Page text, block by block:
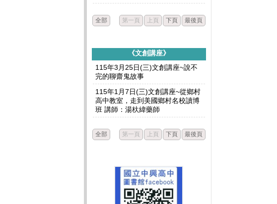
全部 第一頁 上頁 下頁 最後頁
《文創講座》
115年3月25日(三)文創講座~說不
完的聊齋鬼故事
115年1月7日(三)文創講座~從鄉村
高中教室，走到美國鄉村名校讀博
班 講師：湯杕緯藥師
全部 第一頁 上頁 下頁 最後頁